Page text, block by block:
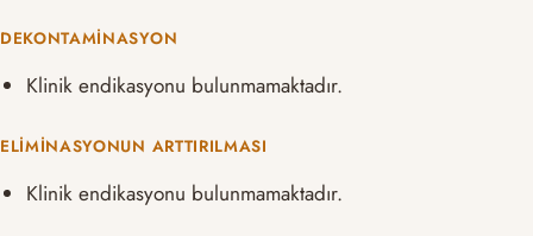
DEKONTAMINASYON
Klinik endikasyonu bulunmamaktadır.
ELIMINASYONUN ARTTIRILMASI
Klinik endikasyonu bulunmamaktadır.